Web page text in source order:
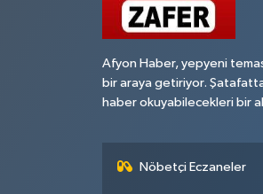
Afyon Haber, yepyeni
bir araya getiriyor.
haber okuyabilecekleri bir
Nöbetçi Eczaneler